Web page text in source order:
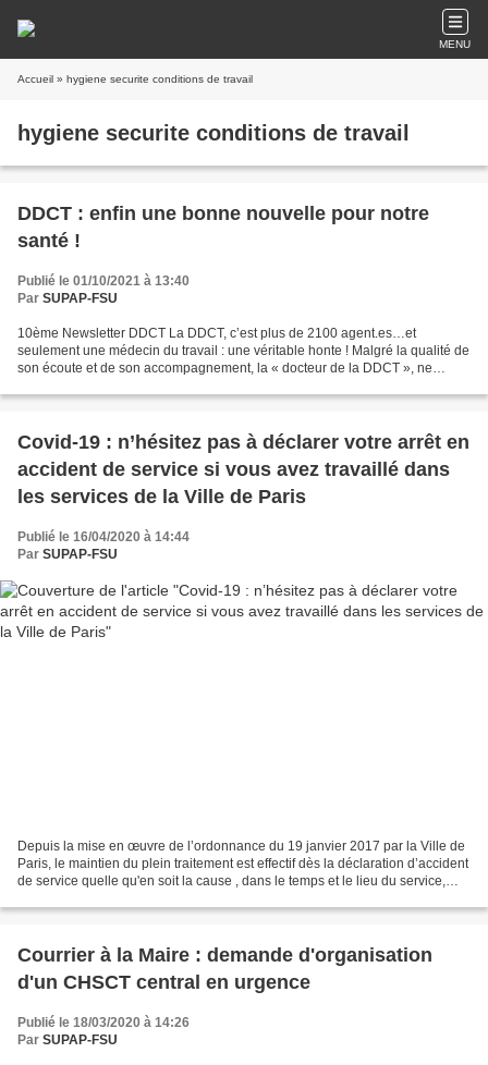
MENU
Accueil » hygiene securite conditions de travail
hygiene securite conditions de travail
DDCT : enfin une bonne nouvelle pour notre
santé !
Publié le 01/10/2021 à 13:40
Par SUPAP-FSU
10ème Newsletter DDCT La DDCT, c’est plus de 2100 agent.es…et
seulement une médecin du travail : une véritable honte ! Malgré la qualité de
son écoute et de son accompagnement, la « docteur de la DDCT », ne
Covid-19 : n’hésitez pas à déclarer votre arrêt en
accident de service si vous avez travaillé dans
les services de la Ville de Paris
Publié le 16/04/2020 à 14:44
Par SUPAP-FSU
Depuis la mise en œuvre de l’ordonnance du 19 janvier 2017 par la Ville de
Paris, le maintien du plein traitement est effectif dès la déclaration d’accident
de service quelle qu'en soit la cause , dans le temps et le lieu du service,
Courrier à la Maire : demande d'organisation
d'un CHSCT central en urgence
Publié le 18/03/2020 à 14:26
Par SUPAP-FSU